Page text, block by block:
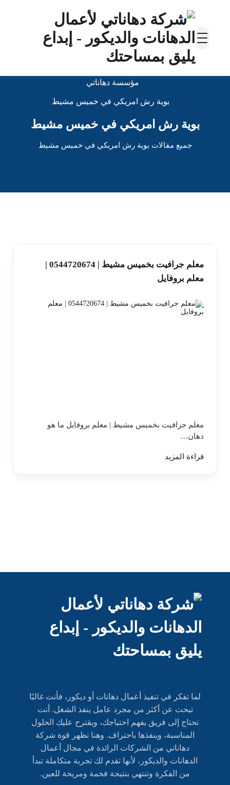
مؤسسة دهاناتي
بوية رش امريكي في خميس مشيط
بوية رش امريكي في خميس مشيط
جميع مقالات بوية رش امريكي في خميس مشيط
معلم جرافيت بخميس مشيط | 0544720674 |
معلم بروفايل
معلم جرافيت بخميس مشيط | معلم بروفايل ما هو
دهان…
قراءة المزيد
لما تفكر في تنفيذ أعمال دهانات أو ديكور، فأنت غالبًا
تبحث عن أكثر من مجرد عامل ينفذ الشغل. أنت
تحتاج إلى فريق يفهم احتياجك، ويقترح عليك الحلول
المناسبة، وينفذها باحتراف. وهنا تظهر قوة شركة
دهاناتي من الشركات الرائدة في مجال أعمال
الدهانات والديكور، لأنها تقدم لك تجربة متكاملة تبدأ
من الفكرة وتنتهي بنتيجة فخمة ومريحة للعين.